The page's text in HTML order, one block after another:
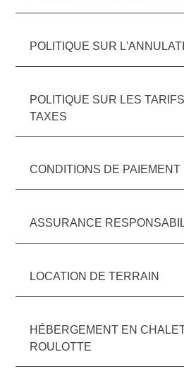
POLITIQUE SUR
POLITIQUE SUR LES
TAXES
CONDITIONS DE PAIEMENT
ASSURANCE
LOCATION DE TERRAIN
HÉBERGEMENT EN
ROULOTTE